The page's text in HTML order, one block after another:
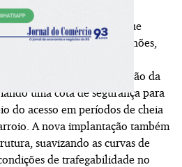
de largura e permite a
por vez, condição que
a circulação de caminhões,
veículos pesados.
o projeto prevê a elevação da
uma cota de segurança para
do acesso em períodos de cheia
A nova implantação também
suavizando as curvas de
de trafegabilidade no